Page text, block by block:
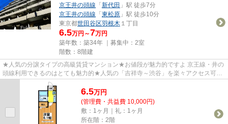
京王井の頭線 「新代田 」駅 徒歩7分
京王井の頭線 「東松原 」駅 徒歩10分
東京都世田谷区羽根木 １丁目
6.5万円～7万円
築年数：築34年 ｜募集中： 2室
階数：8階建
★人気の分譲タイプの高級賃貸マンション★お値段が魅力的ですよ 京王線・井の
頭線利用できるのはとても魅力的★人気の「吉祥寺～渋谷」を楽々アクセス可能
★この価格で「オートロック付き...
6.5万円
(管理費・共益費 10,000円)
敷：1ヶ月｜礼：1ヶ月
所在階：2階